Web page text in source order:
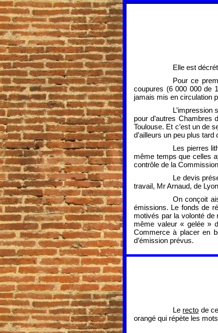
Elle est
Pour ce
coupures (6 000 000 de
jamais mis en circulation
L’impression
pour d’autres
Toulouse. Et c’est un de
d’ailleurs un peu plus
Les pierres
même temps que celles
contrôle de la
Le devis
travail, Mr Arnaud, de
On conçoit
émissions. Le fonds de
motivés par la volonté
même valeur « gelée »
Commerce à placer en
d’émission prévus.
Le recto de
orangé qui répète les